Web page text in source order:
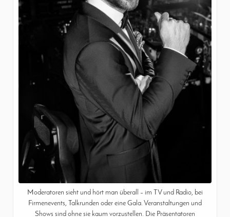
Moderatoren sieht und hört man überall – im TV und Radio, bei
Firmenevents, Talkrunden oder eine Gala. Veranstaltungen und
Shows sind ohne sie kaum vorzustellen. Die Präsentatoren